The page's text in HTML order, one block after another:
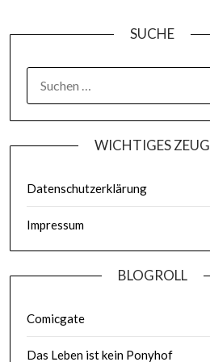
SUCHE
WICHTIGES ZEUG
Datenschutzerklärung
Impressum
BLOGROLL
Comicgate
Das Leben ist kein Ponyhof